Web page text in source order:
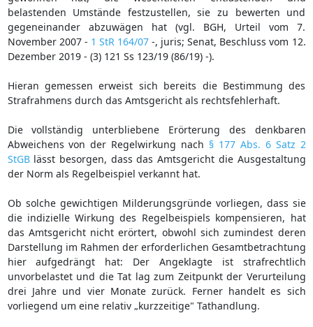
belastenden Umstände festzustellen, sie zu bewerten und
gegeneinander abzuwägen hat (vgl. BGH, Urteil vom 7.
November 2007 - 1 StR 164/07-, juris; Senat, Beschluss vom 12.
Dezember 2019 - (3) 121 Ss 123/19 (86/19) -).
Hieran gemessen erweist sich bereits die Bestimmung des
Strafrahmens durch das Amtsgericht als rechtsfehlerhaft.
Die vollständig unterbliebene Erörterung des denkbaren
Abweichens von der Regelwirkung nach § 177 Abs. 6 Satz 2
StGBlässt besorgen, dass das Amtsgericht die Ausgestaltung
der Norm als Regelbeispiel verkannt hat.
Ob solche gewichtigen Milderungsgründe vorliegen, dass sie
die indizielle Wirkung des Regelbeispiels kompensieren, hat
das Amtsgericht nicht erörtert, obwohl sich zumindest deren
Darstellung im Rahmen der erforderlichen Gesamtbetrachtung
hier aufgedrängt hat: Der Angeklagte ist strafrechtlich
unvorbelastet und die Tat lag zum Zeitpunkt der Verurteilung
drei Jahre und vier Monate zurück. Ferner handelt es sich
vorliegend um eine relativ „kurzzeitige" Tathandlung.